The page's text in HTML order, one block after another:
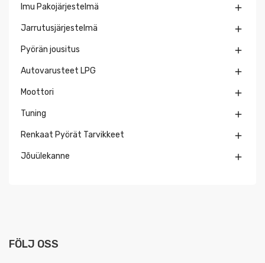
Imu Pakojärjestelmä 
Jarrutusjärjestelmä 
Pyörän jousitus 
Autovarusteet LPG 
Moottori 
Tuning 
Renkaat Pyörät Tarvikkeet 
Jõuülekanne 
FÖLJ OSS